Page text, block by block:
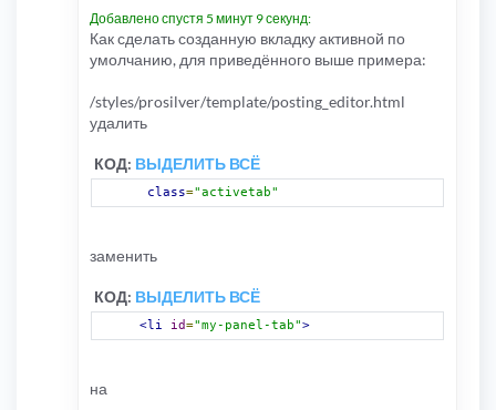
Добавлено спустя 5 минут 9 секунд:
Как сделать созданную вкладку активной по
умолчанию, для приведённого выше примера:
/styles/prosilver/template/posting_editor.html
удалить
КОД: ВЫДЕЛИТЬ ВСЁ
class="activetab"
заменить
КОД: ВЫДЕЛИТЬ ВСЁ
<li id="my-panel-tab">
на